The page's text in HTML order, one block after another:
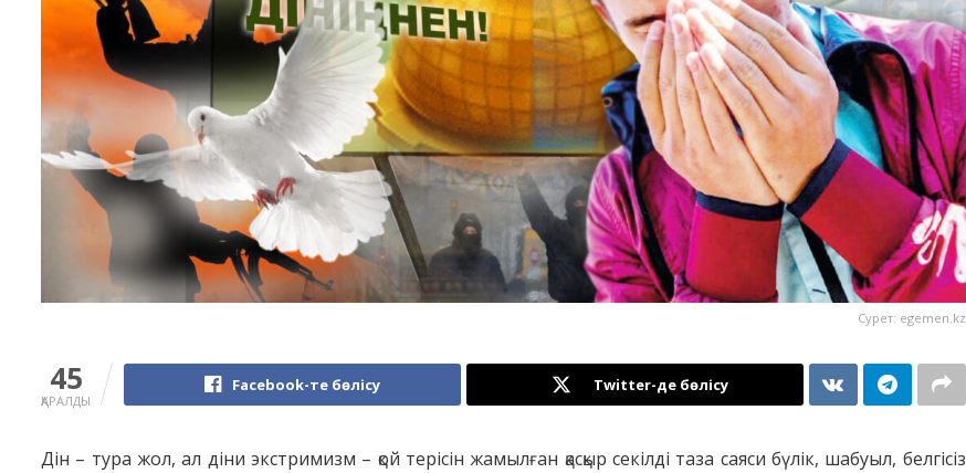
Сурет: egemen.kz
45
ҚАРАЛДЫ
Facebook-те бөлісу Twitter-де бөлісу
Дін – тура жол, ал діни экстримизм – қой терісін жамылған қасқыр секілді таза саяси бүлік, шабуыл, белгісіз